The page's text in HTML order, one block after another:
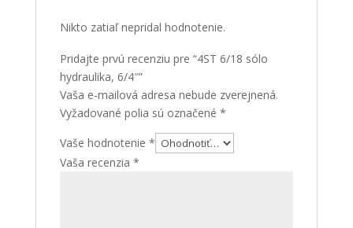
Nikto zatiaľ nepridal hodnotenie.
Pridajte prvú recenziu pre “4ST 6/18 sólo
hydraulika, 6/4″”
Vaša e-mailová adresa nebude zverejnená.
Vyžadované polia sú označené *
Vaše hodnotenie *
Vaša recenzia *